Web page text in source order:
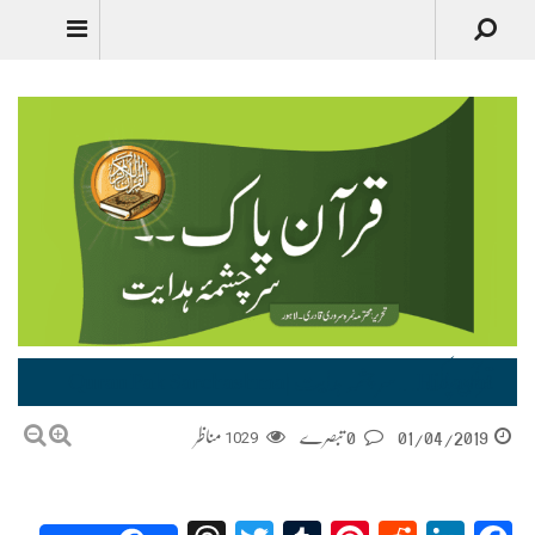
01/04/2019
1029 مناظر